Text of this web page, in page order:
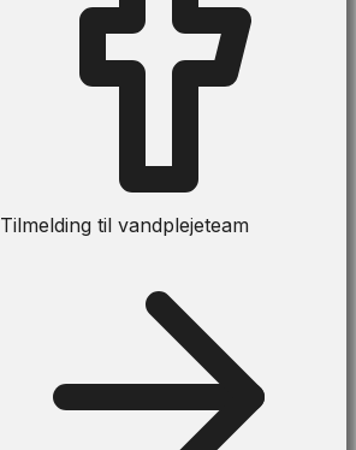
Tilmelding til vandplejeteam